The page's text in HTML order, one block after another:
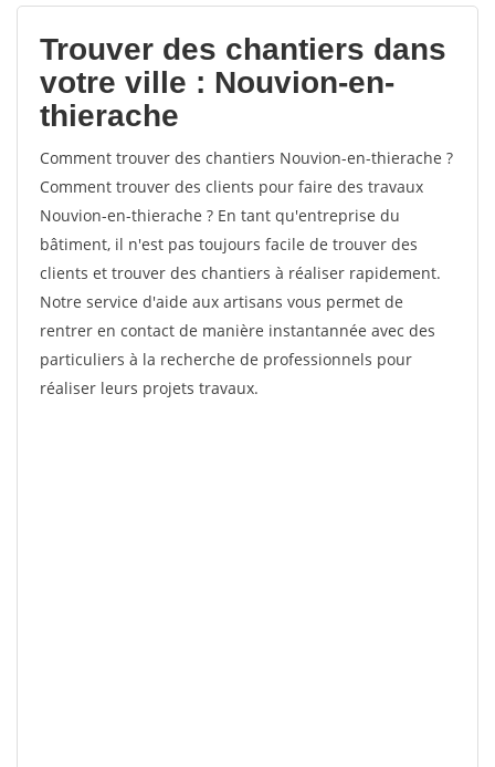
votes
Trouver des chantiers dans
votre ville : Nouvion-en-
thierache
Comment trouver des chantiers Nouvion-en-thierache ?
Comment trouver des clients pour faire des travaux
Nouvion-en-thierache ? En tant qu'entreprise du
bâtiment, il n'est pas toujours facile de trouver des
clients et trouver des chantiers à réaliser rapidement.
Notre service d'aide aux artisans vous permet de
rentrer en contact de manière instantannée avec des
particuliers à la recherche de professionnels pour
réaliser leurs projets travaux.